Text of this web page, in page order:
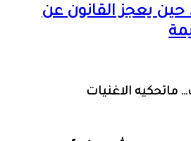
يعجز القانون عن
الاغنيات